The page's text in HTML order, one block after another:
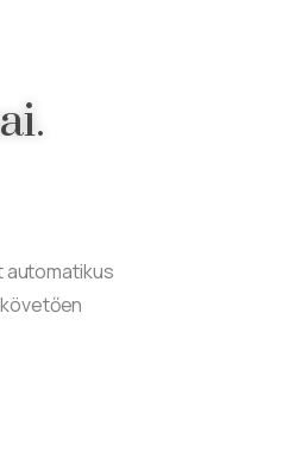
automatikus